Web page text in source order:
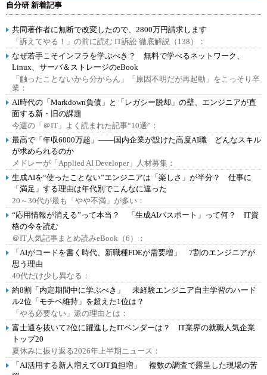
自分研 新着記事
共同著作者に無断で改変したので、2800万円請求します
「訴えてやる！」の前に読む IT訴訟 徹底解説（138）：
なぜ若手こそインフラを学ぶべき？ 無料で学べるネットワーク、
Linux、サーバ＆ストレージのeBook
「触ったことないから分からん」「原因不明だが再起動」をこっそり卒
業：
AI時代の「Markdown負債」と「レガシー脱却」の壁、エンジニアが直
面する新・旧の課題
今週の「＠IT」よく読まれた記事“10選”：
最高で「年収6000万超」――国内企業が設けた高度AI職 どんなスキル
が求められるのか
メドレーが「Applied AI Developer」人材募集：
生成AIを“使ったことない”エンジニアは「楽しさ」が半分？ 仕事に
「満足」する理由は年代別でこんなに違った
20～30代が最も「やや不満」が多い：
“応用情報が消える”って本当？ 「生成AIパスポート」って何？ IT資
格の今を読む
＠IT人気記事まとめ読みeBook（6）：
「AIがコードを書く時代、新職種FDEが需要増」 7割のエンジニアが
思う理由
40代だけ少し異なる：
約8割「内定期間中に学ぶべき」 未経験エンジニア自主学習のハード
ル2位「モチベ維持」を超えた1位は？
「やる必要ない」派の理由とは：
富士通を抜いて2位に躍進したITベンダーは？ IT業界の就職人気企業
トップ20
夏休みに振り返る2026年上半期ニュース：
「AI活用する新人増えてOJT負担増」 複数の調査で露呈した現場の苦